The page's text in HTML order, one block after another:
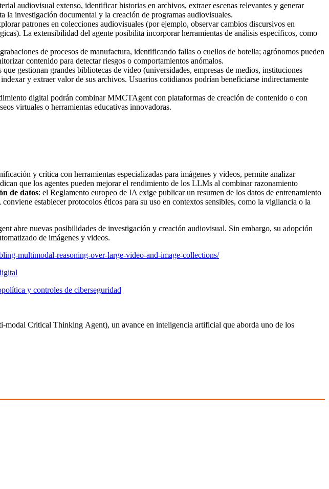
audiovisual extenso, identificar historias en archivos, extraer escenas relevantes y generar
la investigación documental y la creación de programas audiovisuales.
patrones en colecciones audiovisuales (por ejemplo, observar cambios discursivos en
La extensibilidad del agente posibilita incorporar herramientas de análisis específicos, como
de procesos de manufactura, identificando fallas o cuellos de botella; agrónomos pueden
contenido para detectar riesgos o comportamientos anómalos.
gestionan grandes bibliotecas de video (universidades, empresas de medios, instituciones
y extraer valor de sus archivos. Usuarios cotidianos podrían beneficiarse indirectamente
digital podrán combinar MMCTAgent con plataformas de creación de contenido o con
virtuales o herramientas educativas innovadoras.
y crítica con herramientas especializadas para imágenes y videos, permite analizar
que los agentes pueden mejorar el rendimiento de los LLMs al combinar razonamiento
de datos: el Reglamento europeo de IA exige publicar un resumen de los datos de entrenamiento
establecer protocolos éticos para su uso en contextos sensibles, como la vigilancia o la
abre nuevas posibilidades de investigación y creación audiovisual. Sin embargo, su adopción
de imágenes y videos.
multimodal-reasoning-over-large-video-and-image-collections/
y controles de ciberseguridad
Critical Thinking Agent), un avance en inteligencia artificial que aborda uno de los